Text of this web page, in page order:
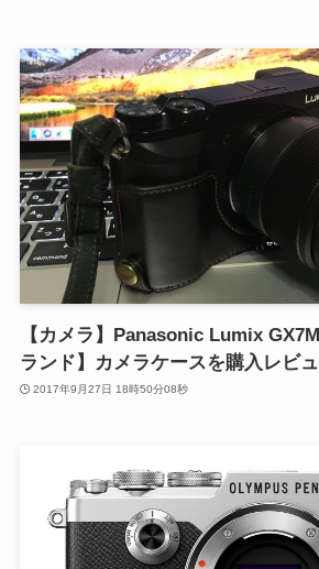
【カメラ】Panasonic Lumix
ランド】カメラケースを購入レビ
2017年9月27日 18時50分08秒